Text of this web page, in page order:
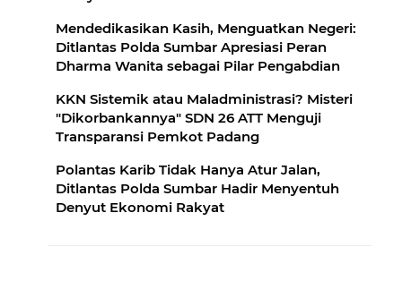
Mendedikasikan Kasih, Menguatkan Negeri:
Ditlantas Polda Sumbar Apresiasi Peran
Dharma Wanita sebagai Pilar Pengabdian
KKN Sistemik atau Maladministrasi? Misteri
"Dikorbankannya" SDN 26 ATT Menguji
Transparansi Pemkot Padang
Polantas Karib Tidak Hanya Atur Jalan,
Ditlantas Polda Sumbar Hadir Menyentuh
Denyut Ekonomi Rakyat